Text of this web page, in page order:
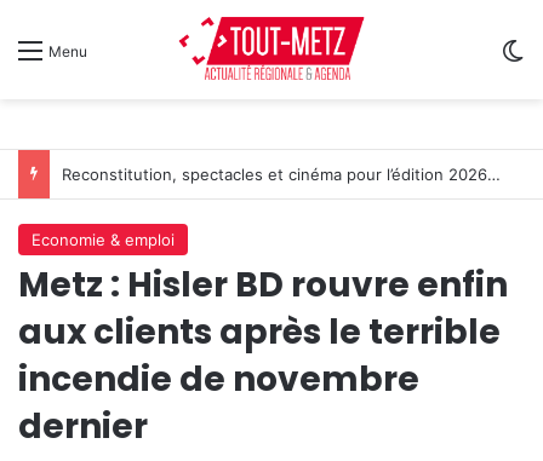
Menu
Reconstitution, spectacles et cinéma pour l’édition 2026 de « Ça tombe comme à Gravelotte »
Economie & emploi
Metz : Hisler BD rouvre enfin
aux clients après le terrible
incendie de novembre
dernier